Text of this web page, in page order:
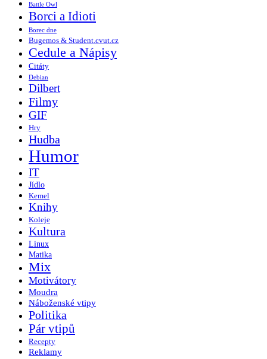
Battle Owl
Borci a Idioti
Borec dne
Bugemos & Student.cvut.cz
Cedule a Nápisy
Citáty
Debian
Dilbert
Filmy
GIF
Hry
Hudba
Humor
IT
Jídlo
Kemel
Knihy
Koleje
Kultura
Linux
Matika
Mix
Motivátory
Moudra
Náboženské vtipy
Politika
Pár vtipů
Recepty
Reklamy